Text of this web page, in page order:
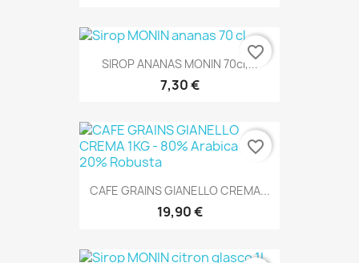
SIROP ANANAS MONIN 70cl,...
7,30 €
favorite_border
CAFE GRAINS GIANELLO CREMA...
19,90 €
favorite_border